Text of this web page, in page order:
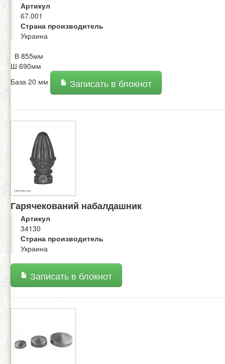
Артикул
67.001
Страна производитель
Украина
В 855мм
Ш 690мм
База 20 мм
Записать в блокнот
Гарячекований набалдашник
Артикул
34130
Страна производитель
Украина
Записать в блокнот